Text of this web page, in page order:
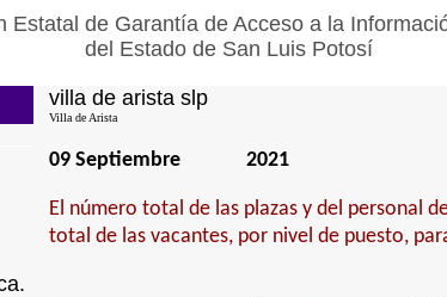
Estatal de Garantía de Acceso a la
del Estado de San Luis Potosí
villa de arista slp
Villa de Arista
09 Septiembre 2021
El número total de las plazas y del personal
total de las vacantes, por nivel de puesto,